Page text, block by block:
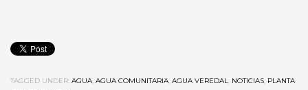
TAGGED UNDER: AGUA, AGUA COMUNITARIA, AGUA VEREDAL, NOTICIAS, PLANTA